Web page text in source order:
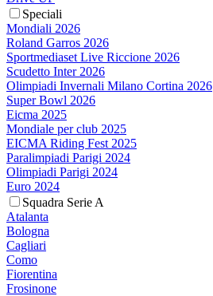
Speciali
Mondiali 2026
Roland Garros 2026
Sportmediaset Live Riccione 2026
Scudetto Inter 2026
Olimpiadi Invernali Milano Cortina 2026
Super Bowl 2026
Eicma 2025
Mondiale per club 2025
EICMA Riding Fest 2025
Paralimpiadi Parigi 2024
Olimpiadi Parigi 2024
Euro 2024
Squadra Serie A
Atalanta
Bologna
Cagliari
Como
Fiorentina
Frosinone